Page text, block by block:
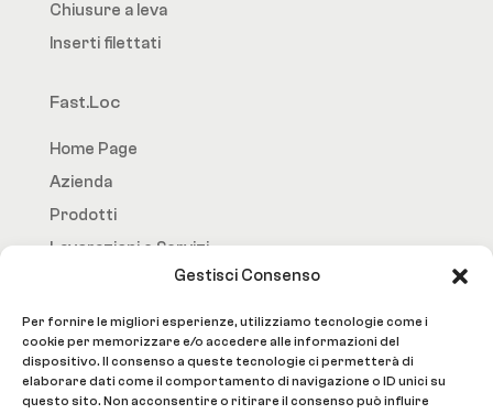
Gestisci Consenso
Per fornire le migliori esperienze, utilizziamo tecnologie come i
cookie per memorizzare e/o accedere alle informazioni del
dispositivo. Il consenso a queste tecnologie ci permetterà di
elaborare dati come il comportamento di navigazione o ID unici su
questo sito. Non acconsentire o ritirare il consenso può influire
Chiusure a leva
Inserti filettati
Fast.Loc
Home Page
Azienda
Prodotti
Lavorazioni e Servizi
Social